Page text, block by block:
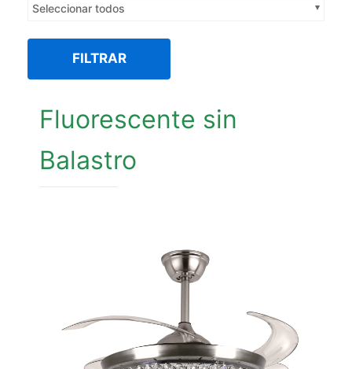
Seleccionar todos
FILTRAR
Fluorescente sin
Balastro